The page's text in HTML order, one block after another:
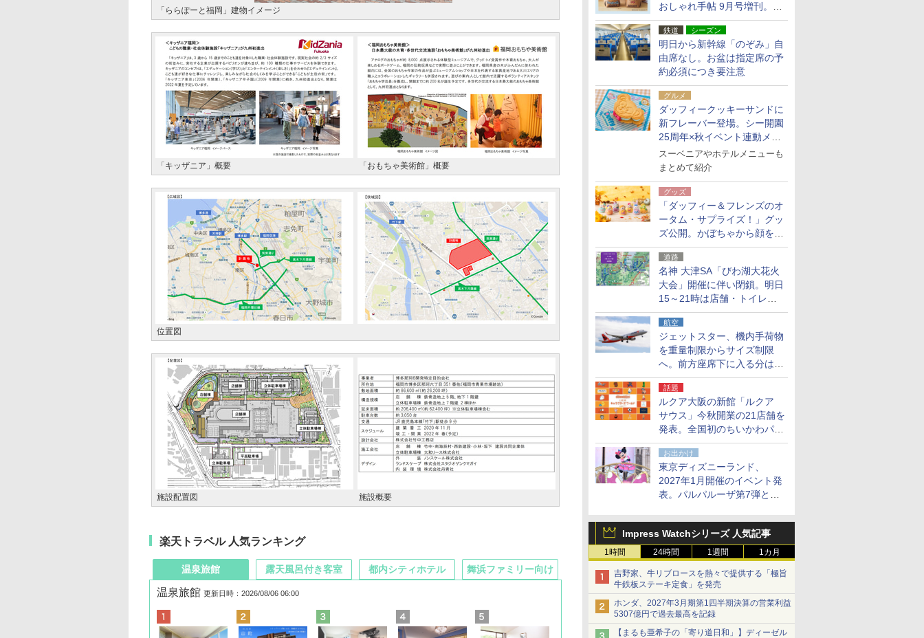
おしゃれ手帖 9月号増刊。レ
ザー調で高級感ある2個セッ
ト鉄道 シーズン
明日から新幹線「のぞみ」自
由席なし。お盆は指定席の予
約必須につき要注意
グルメ
ダッフィークッキーサンドに
新フレーバー登場。シー開園
25周年×秋イベント連動メニ
ュー
スーベニアやホテルメニューも
まとめて紹介
グッズ
「ダッフィー＆フレンズのオ
ータム・サプライズ！」グッ
ズ公開。かぼちゃから顔をの
ぞかせたぬいぐるみチャーム
ほか
道路
名神 大津SA「びわ湖大花火
大会」開催に伴い閉鎖。明日
15～21時は店舗・トイレ・
駐車場の利用不可
航空
ジェットスター、機内手荷物
を重量制限からサイズ制限
へ。前方座席下に入る分はす
べての運賃で無料に
話題
ルクア大阪の新館「ルクア
サウス」今秋開業の21店舗を
発表。全国初のちいかわパー
クストア/サンリオ新業態1号
店など
お出かけ
東京ディズニーランド、
2027年1月開催のイベント発
表。パルパルーザ第7弾とし
ド」を再演
Impress Watchシリーズ 人気記事
1時間 24時間 1週間 1カ月
吉野家、牛リブロースを熱々で提供する「極旨
牛鉄板ステーキ定食」を発売
ホンダ、2027年3月期第1四半期決算の営業利益
5307億円で過去最高を記録
【まるも亜希子の「寄り道日和」】ディーゼル
「ららぽーと福岡」建物イメージ
「キッザニア」概要 「おもちゃ美術館」概要
位置図
施設配置図 施設概要
楽天トラベル 人気ランキング
温泉旅館
温泉旅館 更新日時：2026/08/06 06:00
露天風呂付き客室 都内シティホテル 舞浜ファミリー向け